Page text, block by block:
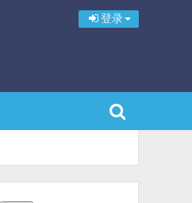
登录